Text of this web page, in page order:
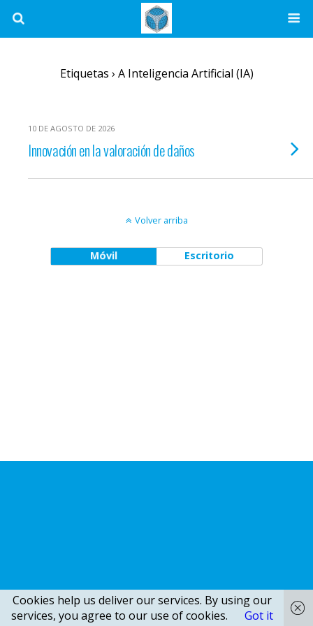
Etiquetas › A Inteligencia Artificial (IA)
10 DE AGOSTO DE 2026
Innovación en la valoración de daños
Volver arriba
Móvil Escritorio
Cookies help us deliver our services. By using our
services, you agree to our use of cookies.
Got it